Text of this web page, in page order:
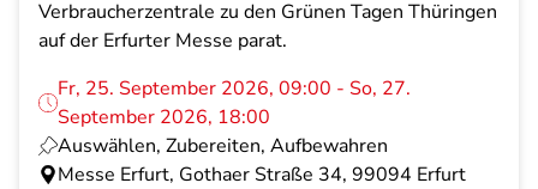
Verbraucherzentrale zu den Grünen Tagen Thüringen
auf der Erfurter Messe parat.
Fr, 25. September 2026, 09:00 - So, 27.
September 2026, 18:00
Auswählen, Zubereiten, Aufbewahren
Messe Erfurt, Gothaer Straße 34, 99094 Erfurt